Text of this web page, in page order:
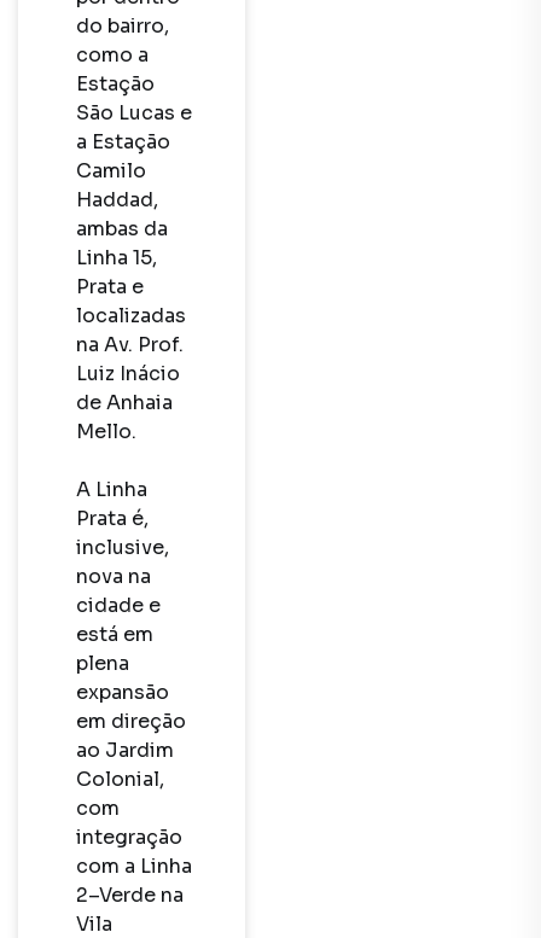
do bairro,
como a
Estação
São Lucas e
a Estação
Camilo
Haddad,
ambas da
Linha 15,
Prata e
localizadas
na Av. Prof.
Luiz Inácio
de Anhaia
Mello.
A Linha
Prata é,
inclusive,
nova na
cidade e
está em
plena
expansão
em direção
ao Jardim
Colonial,
com
integração
com a Linha
2–Verde na
Vila